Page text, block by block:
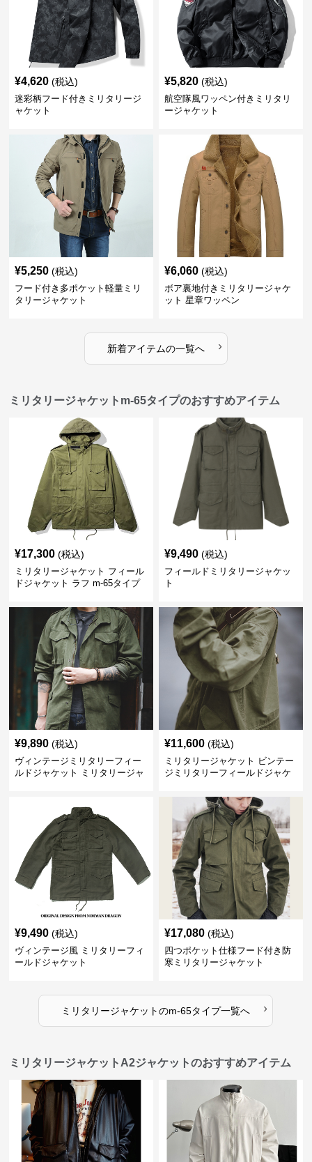
¥4,620 (税込)
迷彩柄フード付きミリタリージ
ャケット
¥5,820 (税込)
航空隊風ワッペン付きミリタリ
ージャケット
¥5,250 (税込)
フード付き多ポケット軽量ミリ
タリージャケット
¥6,060 (税込)
ボア裏地付きミリタリージャケ
ット 星章ワッペン
新着アイテムの一覧へ ›
ミリタリージャケットm-65タイプのおすすめアイテム
¥17,300 (税込)
ミリタリージャケット フィール
ドジャケット ラフ m-65タイプ
¥9,490 (税込)
フィールドミリタリージャケッ
ト
¥9,890 (税込)
ヴィンテージミリタリーフィー
ルドジャケット ミリタリージャ
¥11,600 (税込)
ミリタリージャケット ビンテー
ジミリタリーフィールドジャケ
¥9,490 (税込)
ヴィンテージ風 ミリタリーフィ
ールドジャケット
¥17,080 (税込)
四つポケット仕様フード付き防
寒ミリタリージャケット
ミリタリージャケットのm-65タイプ一覧へ ›
ミリタリージャケットA2ジャケットのおすすめアイテム